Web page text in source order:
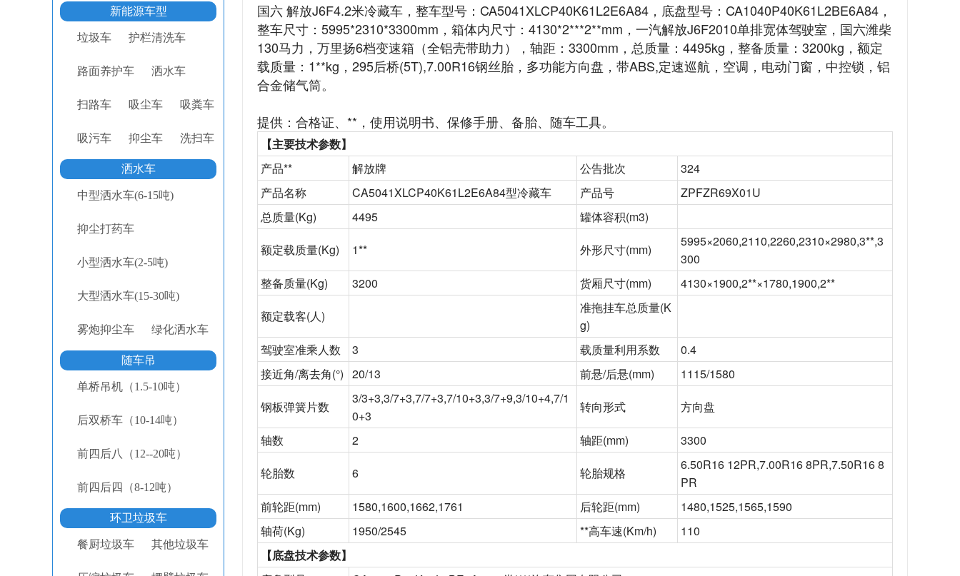
新能源车型
垃圾车 护栏清洗车
路面养护车 洒水车
扫路车 吸尘车 吸粪车
吸污车 抑尘车 洗扫车
洒水车
中型洒水车(6-15吨)
抑尘打药车
小型洒水车(2-5吨)
大型洒水车(15-30吨)
雾炮抑尘车 绿化洒水车
随车吊
单桥吊机（1.5-10吨）
后双桥车（10-14吨）
前四后八（12--20吨）
前四后四（8-12吨）
环卫垃圾车
餐厨垃圾车 其他垃圾车
国六 解放J6F4.2米冷藏车，整车型号：CA5041XLCP40K61L2E6A84，底盘型号：CA1040P40K61L2BE6A84，
整车尺寸：5995*2310*3300mm，箱体内尺寸：4130*2***2**mm，一汽解放J6F2010单排宽体驾驶室，国六潍柴
130马力，万里扬6档变速箱（全铝壳带助力），轴距：3300mm，总质量：4495kg，整备质量：3200kg，额定
载质量：1**kg，295后桥(5T),7.00R16钢丝胎，多功能方向盘，带ABS,定速巡航，空调，电动门窗，中控锁，铝
合金储气筒。
提供：合格证、**，使用说明书、保修手册、备胎、随车工具。
【主要技术参数】
产品**
解放牌 公告批次
324
产品名称
CA5041XLCP40K61L2E6A84型冷藏车 产品号
ZPFZR69X01U
总质量(Kg) 4495 罐体容积(m3)
额定载质量(Kg) 1** 外形尺寸(mm)
5995×2060,2110,2260,2310×2980,3**,3
300
整备质量(Kg) 3200 货厢尺寸(mm)
4130×1900,2**×1780,1900,2**
额定载客(人)
准拖挂车总质量(K
g)
驾驶室准乘人数
3 载质量利用系数
0.4
接近角/离去角(°) 20/13 前悬/后悬(mm)
1115/1580
钢板弹簧片数
3/3+3,3/7+3,7/7+3,7/10+3,3/7+9,3/10+4,7/1
0+3
转向形式 方向盘
轴数 2 轴距(mm)
3300
轮胎数
6 轮胎规格
6.50R16 12PR,7.00R16 8PR,7.50R16 8
PR
前轮距(mm) 1580,1600,1662,1761 后轮距(mm)
1480,1525,1565,1590
轴荷(Kg) 1950/2545 **高车速(Km/h)
110
【底盘技术参数】